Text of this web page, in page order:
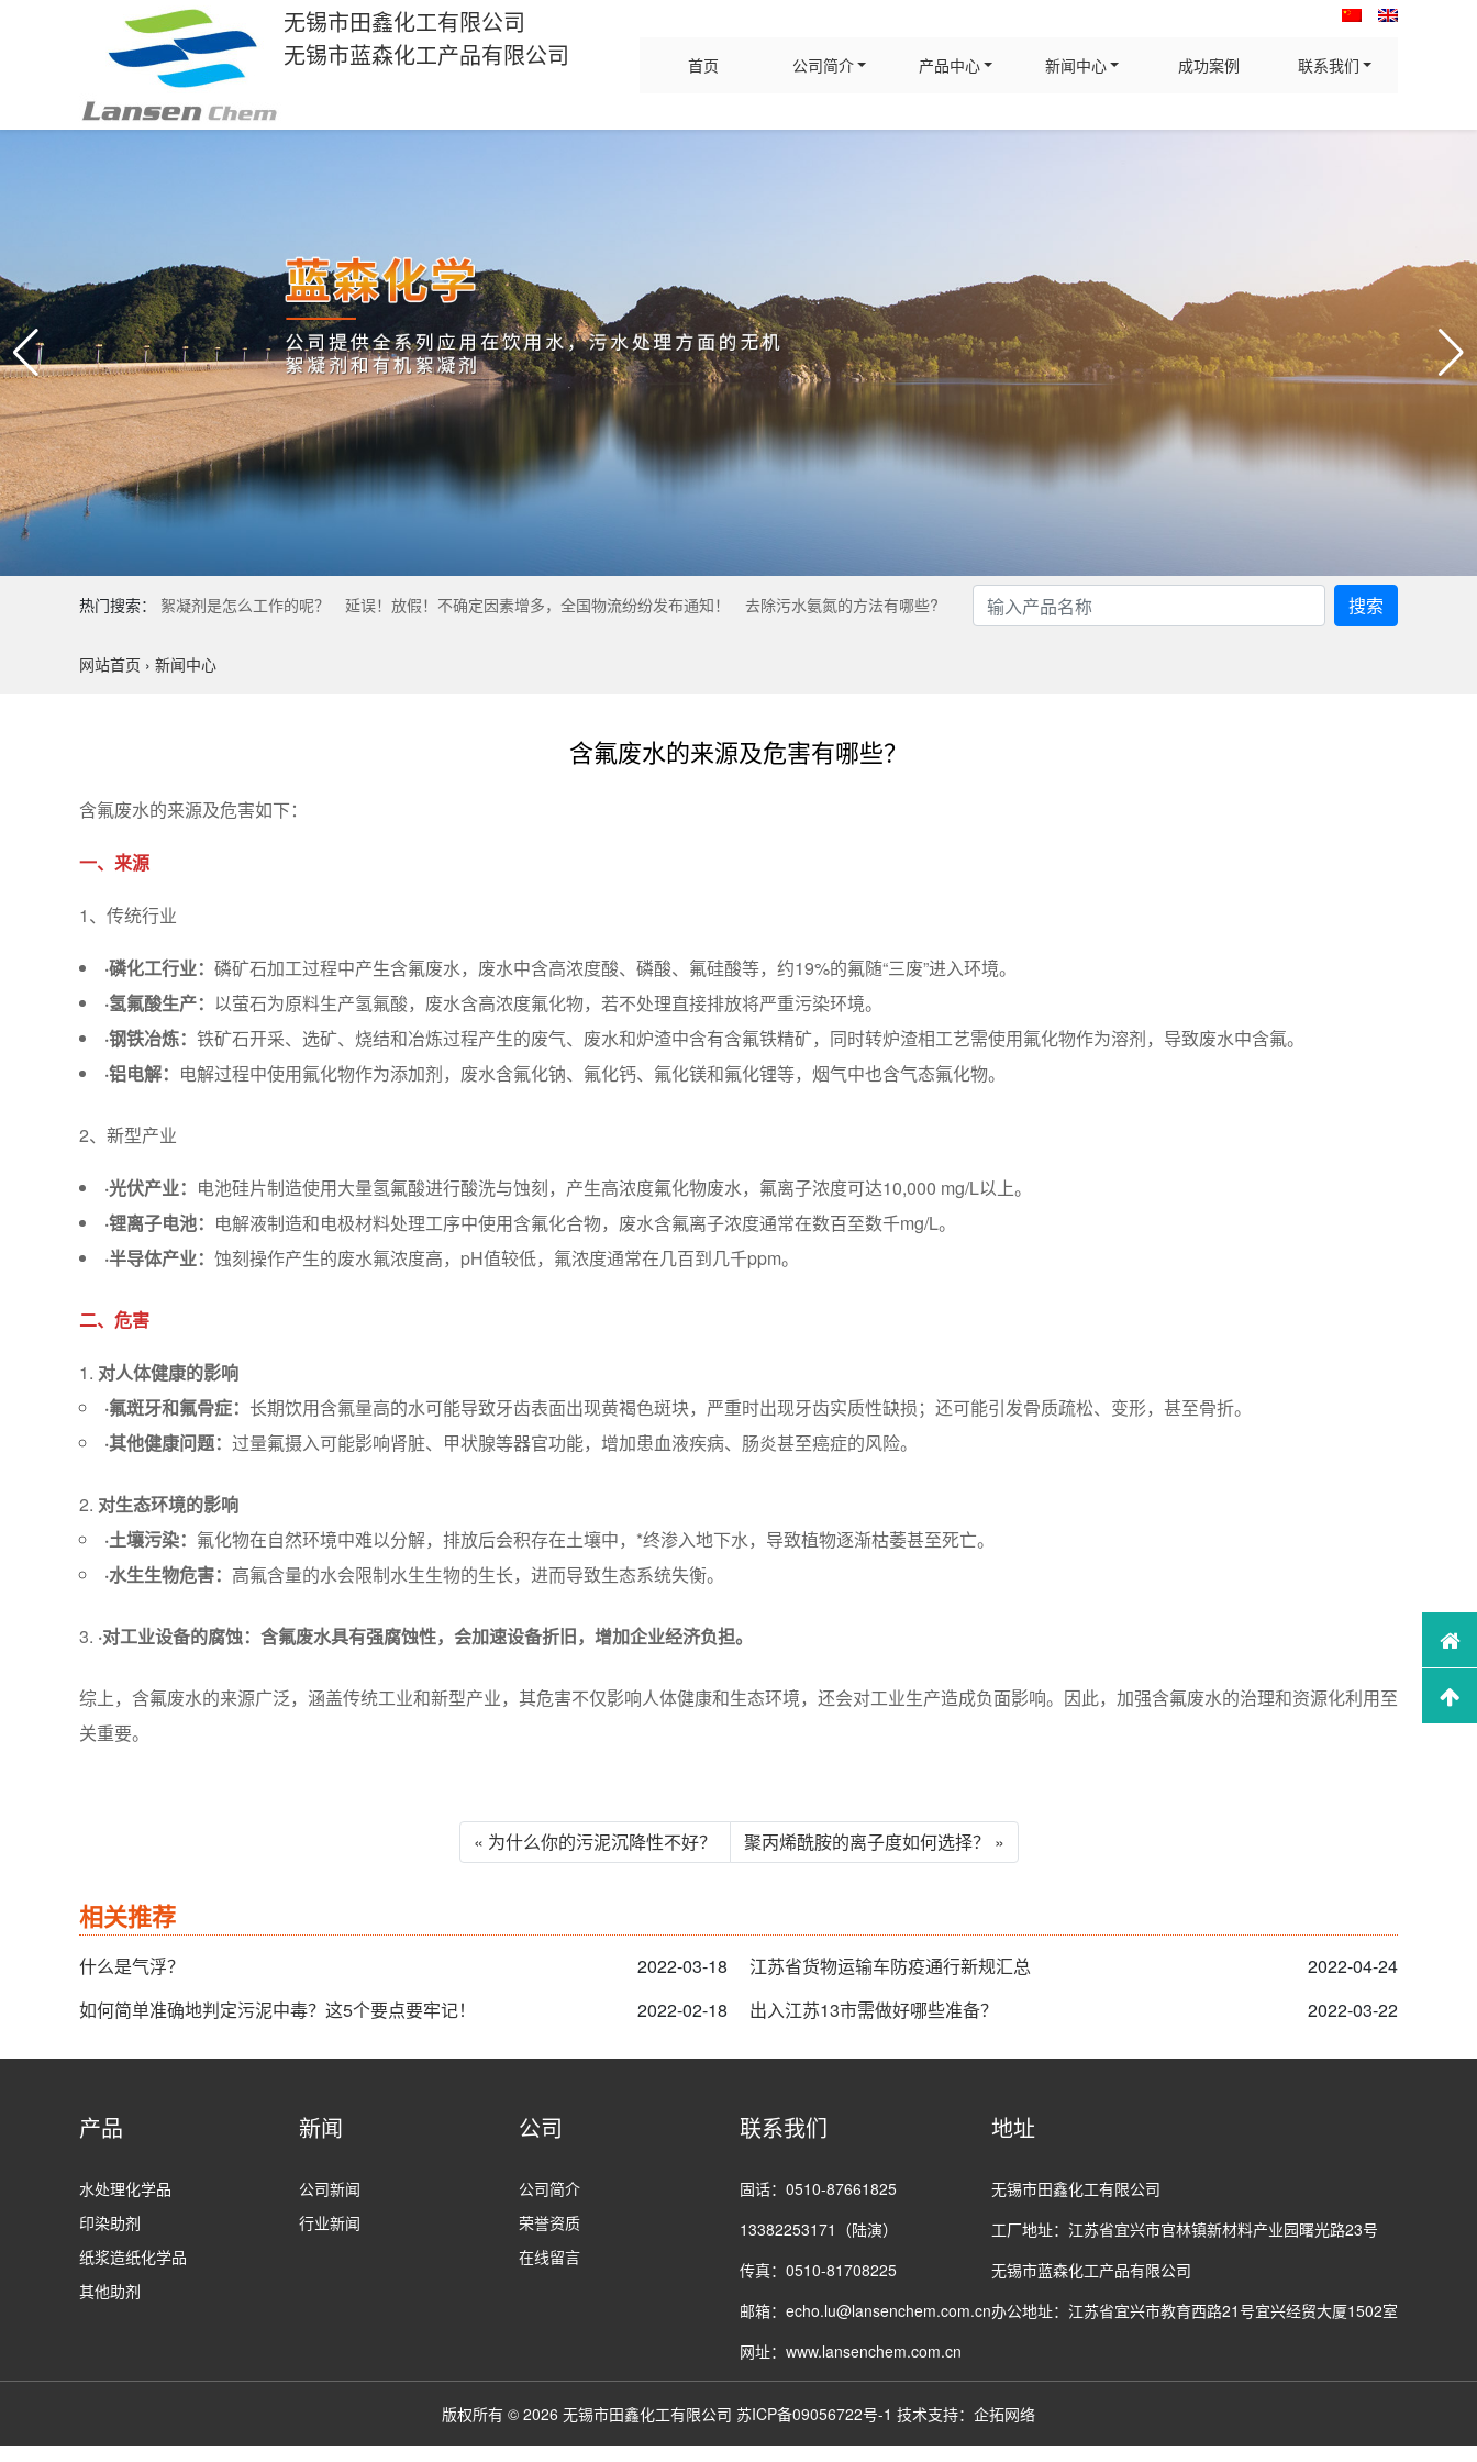
无锡市田鑫化工有限公司
无锡市蓝森化工产品有限公司
首页 公司简介 产品中心 新闻中心 成功案例 联系我们
热门搜索： 絮凝剂是怎么工作的呢？ 延误！放假！不确定因素增多，全国物流纷纷发布通知！ 去除污水氨氮的方法有哪些? 搜索
网站首页 › 新闻中心
含氟废水的来源及危害有哪些？
含氟废水的来源及危害如下：
一、来源
1、传统行业
·磷化工行业： 磷矿石加工过程中产生含氟废水，废水中含高浓度酸、磷酸、氟硅酸等，约19%的氟随“三废”进入环境。
·氢氟酸生产： 以萤石为原料生产氢氟酸，废水含高浓度氟化物，若不处理直接排放将严重污染环境。
·钢铁冶炼： 铁矿石开采、选矿、烧结和冶炼过程产生的废气、废水和炉渣中含有含氟铁精矿，同时转炉渣相工艺需使用氟化物作为溶剂，导致废水中含氟。
·铝电解： 电解过程中使用氟化物作为添加剂，废水含氟化钠、氟化钙、氟化镁和氟化锂等，烟气中也含气态氟化物。
2、新型产业
·光伏产业： 电池硅片制造使用大量氢氟酸进行酸洗与蚀刻，产生高浓度氟化物废水，氟离子浓度可达10,000 mg/L以上。
·锂离子电池： 电解液制造和电极材料处理工序中使用含氟化合物，废水含氟离子浓度通常在数百至数千mg/L。
·半导体产业： 蚀刻操作产生的废水氟浓度高，pH值较低，氟浓度通常在几百到几千ppm。
二、危害
对人体健康的影响
·氟斑牙和氟骨症： 长期饮用含氟量高的水可能导致牙齿表面出现黄褐色斑块，严重时出现牙齿实质性缺损；还可能引发骨质疏松、变形，甚至骨折。
·其他健康问题： 过量氟摄入可能影响肾脏、甲状腺等器官功能，增加患血液疾病、肠炎甚至癌症的风险。
对生态环境的影响
·土壤污染： 氟化物在自然环境中难以分解，排放后会积存在土壤中，*终渗入地下水，导致植物逐渐枯萎甚至死亡。
·水生生物危害： 高氟含量的水会限制水生生物的生长，进而导致生态系统失衡。
·对工业设备的腐蚀：含氟废水具有强腐蚀性，会加速设备折旧，增加企业经济负担。
综上，含氟废水的来源广泛，涵盖传统工业和新型产业，其危害不仅影响人体健康和生态环境，还会对工业生产造成负面影响。因此，加强含氟废水的治理和资源化利用至
关重要。
« 为什么你的污泥沉降性不好？ 聚丙烯酰胺的离子度如何选择？ »
相关推荐
什么是气浮？ 2022-03-18 江苏省货物运输车防疫通行新规汇总
2022-04-24
如何简单准确地判定污泥中毒？这5个要点要牢记！
2022-02-18 出入江苏13市需做好哪些准备？ 2022-03-22
产品
水处理化学品
印染助剂
纸浆造纸化学品
其他助剂
新闻
公司新闻
行业新闻
公司
公司简介
荣誉资质
在线留言
联系我们
固话：0510-87661825
13382253171（陆演）
传真：0510-81708225
邮箱：echo.lu@lansenchem.com.cn
网址：www.lansenchem.com.cn
地址
无锡市田鑫化工有限公司
工厂地址：江苏省宜兴市官林镇新材料产业园曙光路23号
无锡市蓝森化工产品有限公司
办公地址：江苏省宜兴市教育西路21号宜兴经贸大厦1502室
版权所有 © 2026 无锡市田鑫化工有限公司 苏ICP备09056722号-1 技术支持： 企拓网络